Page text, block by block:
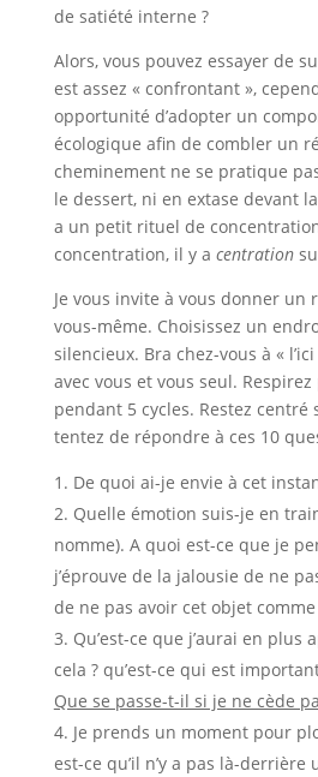
de satiété interne ?
Alors, vous pouvez essayer de
est assez « confrontant »,
opportunité d’adopter un
écologique afin de combler un
cheminement ne se pratique
le dessert, ni en extase devant
a un petit rituel de
concentration, il y a centration
Je vous invite à vous donner un
vous-même. Choisissez un
silencieux. Bra chez-vous à «
avec vous et vous seul.
pendant 5 cycles. Restez centré
tentez de répondre à ces 10
De quoi ai-je envie à cet
Quelle émotion suis-je en
nomme). A quoi est-ce que je
j’éprouve de la jalousie de ne
de ne pas avoir cet objet
Qu’est-ce que j’aurai en plus
cela ? qu’est-ce qui est
Que se passe-t-il si je ne cède
Je prends un moment pour
est-ce qu’il n’y a pas là-derrière